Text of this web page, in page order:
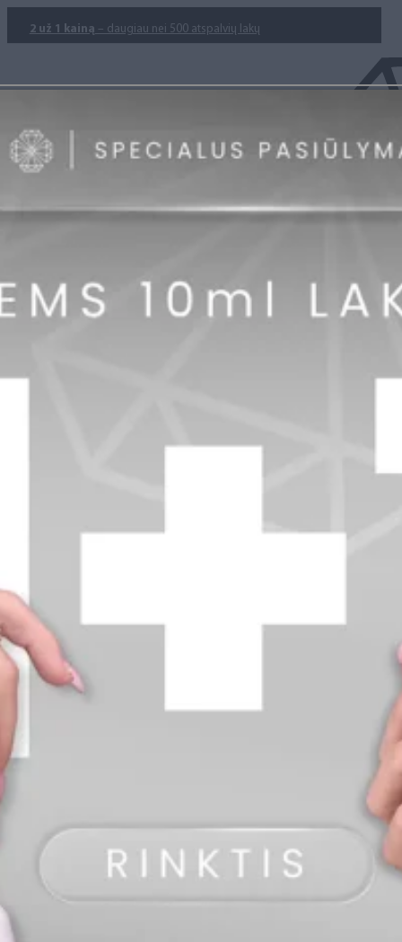
2 už 1 kainą – daugiau nei 500 atspalvių lakų
info@diamondline.lt
Prisijungti
Rewards“